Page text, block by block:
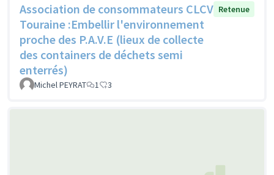
Association de consommateurs CLCV
Touraine :Embellir l'environnement
proche des P.A.V.E (lieux de collecte
des containers de déchets semi
enterrés)
Retenue
Michel PEYRAT 1 3